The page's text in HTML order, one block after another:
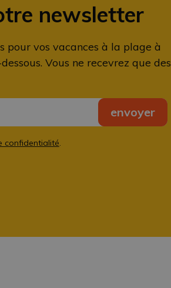
newsletter
pour vos vacances à la plage à
Vous ne recevrez que des
confidentialité.
envoyer